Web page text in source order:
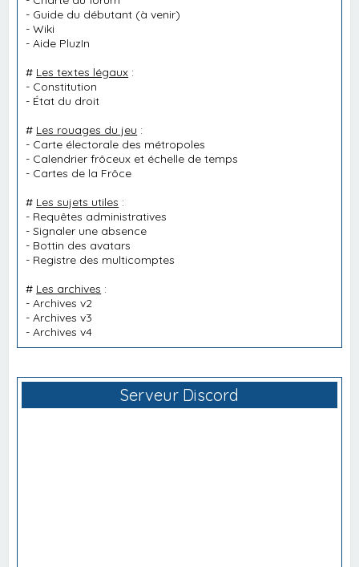
- Guide du débutant (à venir)
-Wiki
-Aide PluzIn
# Les textes légaux :
- Constitution
- État du droit
# Les rouages du jeu :
- Carte électorale des métropoles
- Calendrier frôceux et échelle de temps
- Cartes de la Frôce
# Les sujets utiles :
- Requêtes administratives
-Signaler une absence
- Bottin des avatars
- Registre des multicomptes
# Les archives :
-Archives v2
-Archives v3
-Archives v4
Serveur Discord